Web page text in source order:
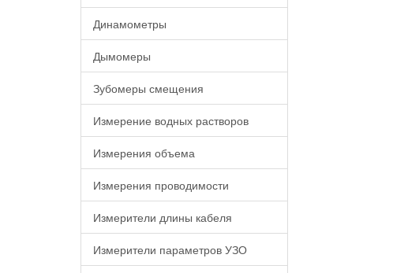
Динамометры
Дымомеры
Зубомеры смещения
Измерение водных растворов
Измерения объема
Измерения проводимости
Измерители длины кабеля
Измерители параметров УЗО